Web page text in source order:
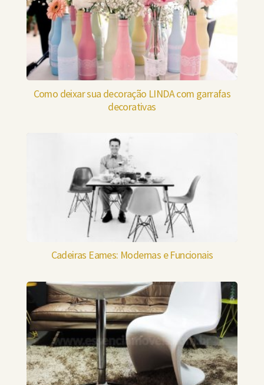
Como deixar sua decoração LINDA com garrafas
decorativas
Cadeiras Eames: Modernas e Funcionais